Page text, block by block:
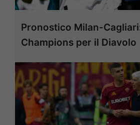
Pronostico Milan-
Champions per il Diavolo